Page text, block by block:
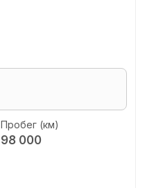
Пробег (км)
98 000